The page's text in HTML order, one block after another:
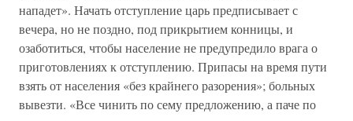
нападет». Начать отступление царь предписывает с
вечера, но не поздно, под прикрытием конницы, и
озаботиться, чтобы население не предупредило врага о
приготовлениях к отступлению. Припасы на время пути
взять от населения «без крайнего разорения»; больных
вывезти. «Все чинить по сему предложению, а паче по